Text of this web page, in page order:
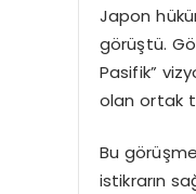
Japon
görüştü.
Pasifik”
olan ortak
Bu
istikrarın